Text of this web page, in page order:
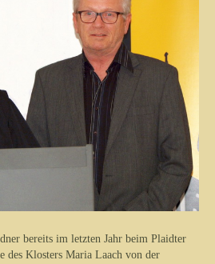
bereits im letzten Jahr beim Plaidter
des Klosters Maria Laach von der